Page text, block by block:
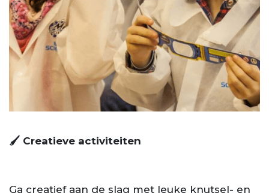
🖌️ Creatieve activiteiten
Ga creatief aan de slag met leuke knutsel- en